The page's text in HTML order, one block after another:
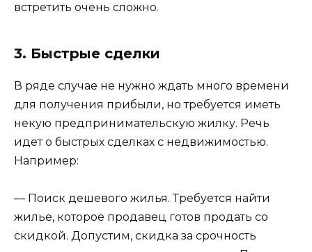
встретить очень сложно.
3. Быстрые сделки
В ряде случае не нужно ждать много времени
для получения прибыли, но требуется иметь
некую предпринимательскую жилку. Речь
идет о быстрых сделках с недвижимостью.
Например:
— Поиск дешевого жилья. Требуется найти
жилье, которое продавец готов продать со
скидкой. Допустим, скидка за срочность